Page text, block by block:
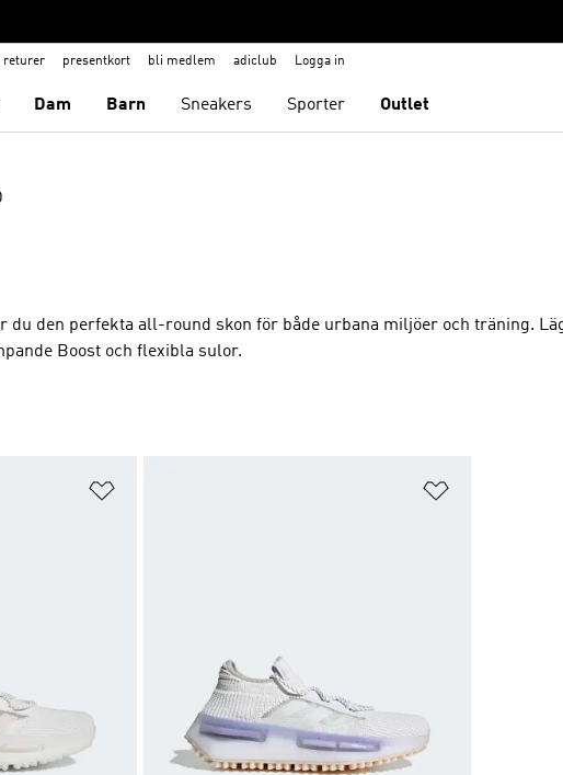
returer presentkort bli medlem adiclub Logga in
Dam Barn Sneakers Sporter Outlet
du den perfekta all-round skon för både urbana miljöer och träning.
Boost och flexibla sulor.